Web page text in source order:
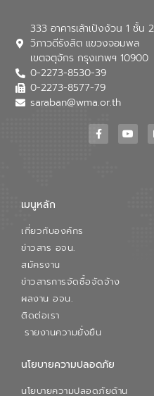
ก
333 อาคารเล้าเป้งง้วน 1 ชั้น
วิภาวดีรังสิต แขวงจอมพล
เขตจตุจักร กรุงเทพฯ 10900
0-2273-8530-39
0-2273-8577-79
saraban@wma.or.th
เมนูหลัก
เกี่ยวกับองค์กร
ข่าวสาร อจน.
สมัครงาน
ข่าวสารการจัดซื้อจัดจ้าง
ผลงาน อจน.
ติดต่อเรา
รายงานความยั่งยืน
นโยบายความปลอดภัย
นโยบายความปลอดภัยด้าน